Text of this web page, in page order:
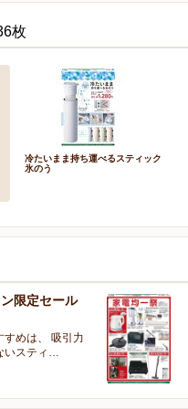
枚
冷たいまま持ち運べるスティック
氷のう
限定セール
すめは、 吸引力
いスティ…